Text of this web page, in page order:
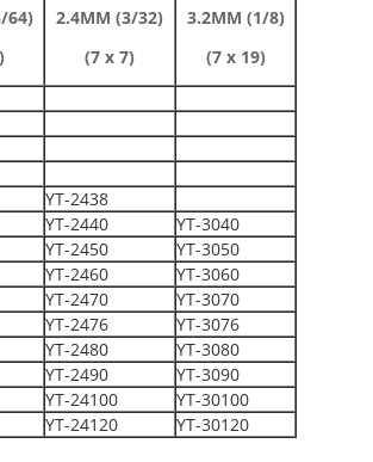
64)
2.4MM (3/32)
(7 x 7)
3.2MM (1/8)
(7 x 19)
YT-2438
YT-2440
YT-3040
YT-2450
YT-3050
YT-2460
YT-3060
YT-2470
YT-3070
YT-2476
YT-3076
YT-2480
YT-3080
YT-2490
YT-3090
YT-24100
YT-30100
YT-24120 YT-30120